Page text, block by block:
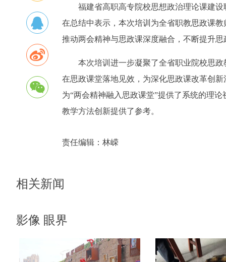
福建省高职高专院校思想政治理论课建
在总结中表示，本次培训为全省职教思政课
推动两会精神与思政课深度融合，不断提升
本次培训进一步凝聚了全省职业院校思
在思政课堂落地见效，为深化思政课改革创
为“两会精神融入思政课堂”提供了系统的理
教学方法创新提供了参考。
责任编辑： 林嵘
相关新闻
影像 眼界